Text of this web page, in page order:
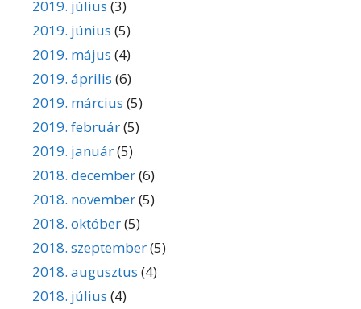
2019. július (3)
2019. június (5)
2019. május (4)
2019. április (6)
2019. március (5)
2019. február(5)
2019. január(5)
2018. december(6)
2018. november(5)
2018. október(5)
2018. szeptember(5)
2018. augusztus (4)
2018. július (4)